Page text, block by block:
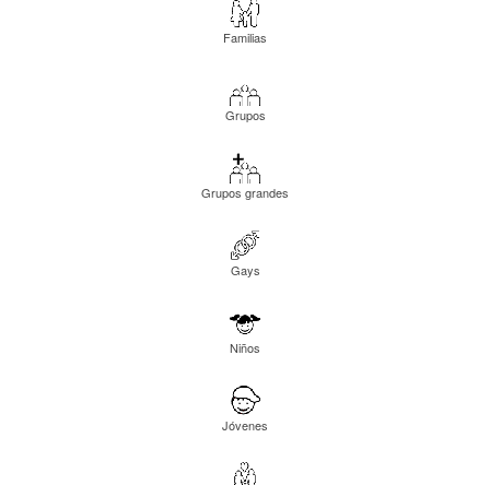
Familias
Grupos
Grupos grandes
Gays
Niños
Jóvenes